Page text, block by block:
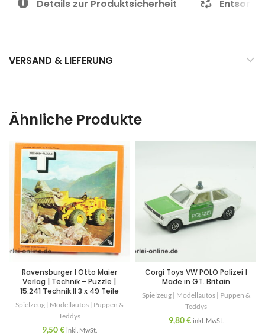
Details zur Produktsicherheit
VERSAND & LIEFERUNG
Ähnliche Produkte
Ravensburger | Otto Maier
Verlag | Technik – Puzzle |
15.241 Technik II 3 x 49 Teile
Spielzeug | Modellautos | Puppen &
Teddys
9,50€ inkl. MwSt.
Corgi Toys VW POLO Polizei |
Made in GT. Britain
Spielzeug | Modellautos | Puppen &
Teddys
9,80€ inkl. MwSt.